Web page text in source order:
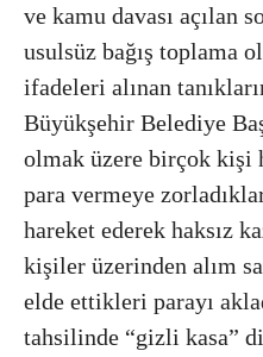
ve kamu davası açılan
usulsüz bağış toplama
ifadeleri alınan
Büyükşehir Belediye
olmak üzere birçok kişi
para vermeye
hareket ederek haksız
kişiler üzerinden alım
elde ettikleri parayı
tahsilinde “gizli kasa”